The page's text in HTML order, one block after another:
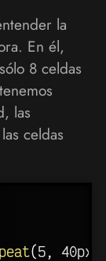
la
En él,
8 celdas
las
celdas
(5, 40px